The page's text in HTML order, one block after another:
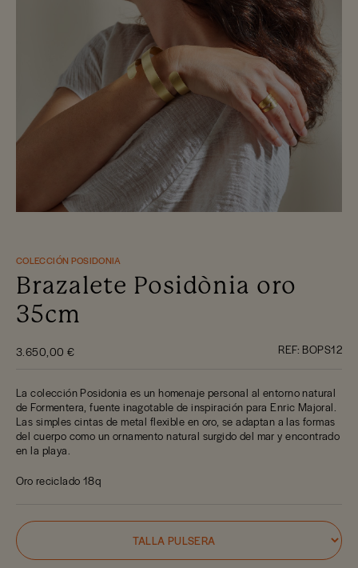
COLECCIÓN POSIDONIA
Brazalete Posidònia oro
35cm
3.650,00 € REF: BOPS12
La colección Posidonia es un homenaje personal al entorno natural
de Formentera, fuente inagotable de inspiración para Enric Majoral.
Las simples cintas de metal flexible en oro, se adaptan a las formas
del cuerpo como un ornamento natural surgido del mar y encontrado
en la playa.
Oro reciclado 18q